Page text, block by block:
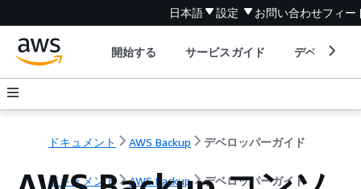
日本語 設定 お問い合わせフィー
開始する サービスガイド デベロッパ
ドキュメント AWS Backup デベロッパーガイド
ドキュメント AWS Backup デベロッパーガイド